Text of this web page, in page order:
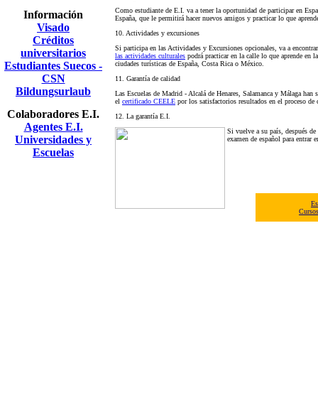
Información
Visado
Créditos
universitarios
Estudiantes Suecos -
CSN
Bildungsurlaub
Colaboradores E.I.
Agentes E.I.
Universidades y
Escuelas
Como estudiante de E.I. va a tener la oportunidad de participar en
España, que le permitirá hacer nuevos amigos y practicar lo que
10. Actividades y excursiones
Si participa en las Actividades y Excursiones opcionales, va a
las actividades culturales podrá practicar en la calle lo que aprende en
ciudades turísticas de España, Costa Rica o México.
11. Garantía de calidad
Las Escuelas de Madrid - Alcalá de Henares, Salamanca y Málaga
el certificado CEELE por los satisfactorios resultados en el proceso de
12. La garantía E.I.
Si vuelve a su país, después
examen de español para